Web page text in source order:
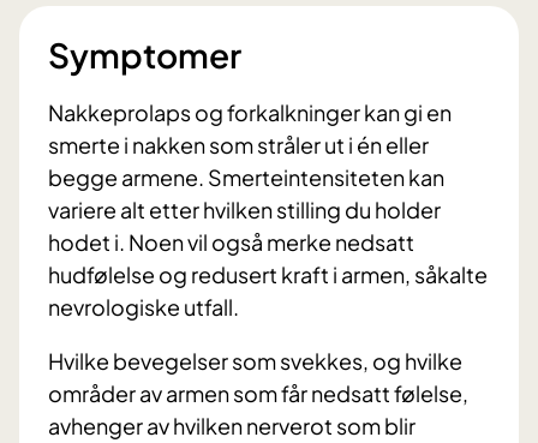
Symptomer
Nakkeprolaps og forkalkninger kan gi en
smerte i nakken som stråler ut i én eller
begge armene. Smerteintensiteten kan
variere alt etter hvilken stilling du holder
hodet i. Noen vil også merke nedsatt
hudfølelse og redusert kraft i armen, såkalte
nevrologiske utfall.
Hvilke bevegelser som svekkes, og hvilke
områder av armen som får nedsatt følelse,
avhenger av hvilken nerverot som blir